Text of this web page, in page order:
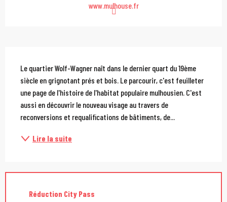
www.mulhouse.fr
Description
Le quartier Wolf-Wagner naît dans le dernier quart du 19ème
siècle en grignotant prés et bois. Le parcourir, c'est feuilleter
une page de l'histoire de l'habitat populaire mulhousien. C'est
aussi en découvrir le nouveau visage au travers de
reconversions et requalifications de bâtiments, de...
Lire la suite
Réduction City Pass